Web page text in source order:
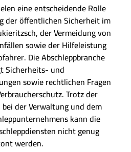
eine entscheidende Rolle
der öffentlichen Sicherheit im
der Vermeidung von
sowie der Hilfeleistung
Die Abschleppbranche
Sicherheits- und
sowie rechtlichen Fragen
Trotz der
der Verwaltung und dem
kann die
nicht genug
werden.